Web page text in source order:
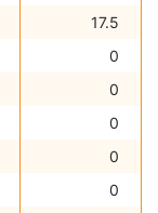
17.5
0
0
0
0
0